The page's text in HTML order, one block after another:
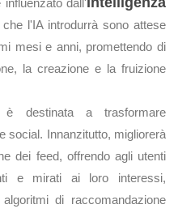
influenzato dall'
l'IA introdurrà sono attese
mesi e anni, promettendo di
la creazione e la fruizione
è destinata a trasformare
social. Innanzitutto, migliorerà
dei feed, offrendo agli utenti
e mirati ai loro interessi,
di raccomandazione